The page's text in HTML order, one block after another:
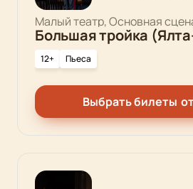
Малый театр, Основная
Большая тройка
12+ Пьеса
Выбрать билеты от